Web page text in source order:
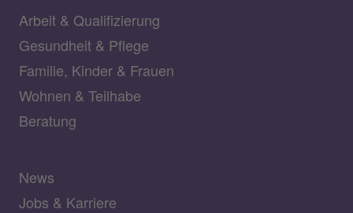
Arbeit & Qualifizierung
Gesundheit & Pflege
Familie, Kinder & Frauen
Wohnen & Teilhabe
Beratung
News
Jobs & Karriere